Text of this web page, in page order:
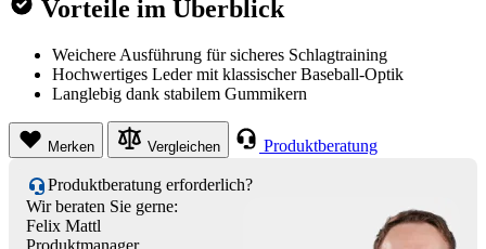
Vorteile im Überblick
Weichere Ausführung für sicheres Schlagtraining
Hochwertiges Leder mit klassischer Baseball-Optik
Langlebig dank stabilem Gummikern
Merken Vergleichen Produktberatung
Produktberatung erforderlich?
Wir beraten Sie gerne:
Felix Mattl
Produktmanager